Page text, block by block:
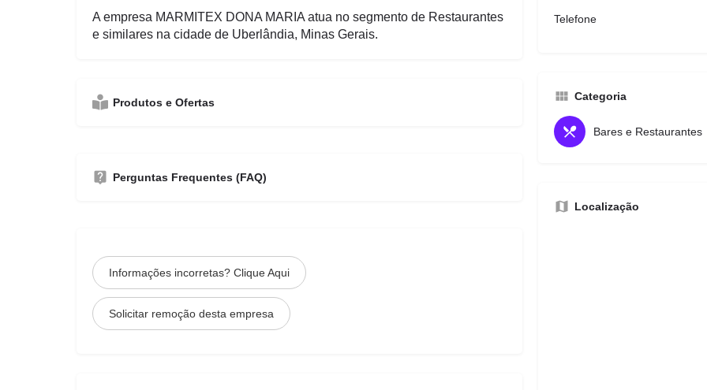
A empresa MARMITEX DONA MARIA atua no segmento de Restaurantes
e similares na cidade de Uberlândia, Minas Gerais.
Produtos e Ofertas
Perguntas Frequentes (FAQ)
Informações incorretas? Clique Aqui
Solicitar remoção desta empresa
Telefone
Categoria
Bares e Restaurantes
Localização